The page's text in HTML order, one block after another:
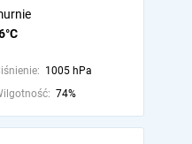
1005 hPa
74%